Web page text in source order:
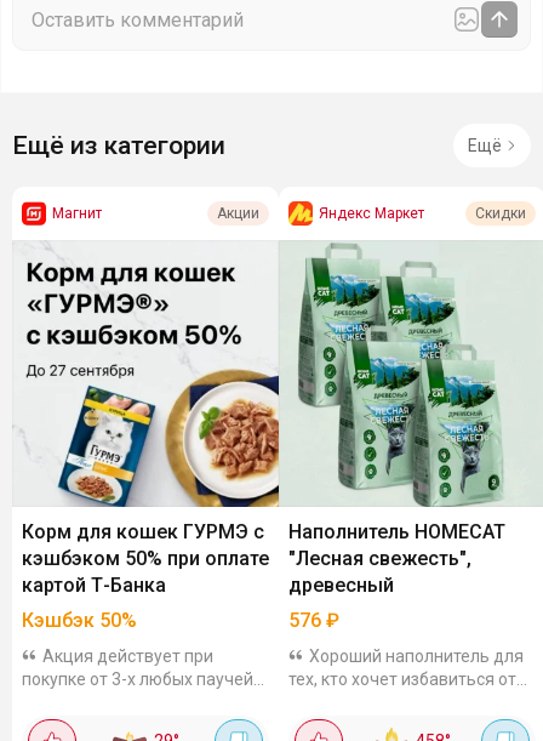
Ещё из категории Ещё
Магнит Акции
Корм для кошек ГУРМЭ с
кэшбэком 50% при оплате
картой Т-Банка
Кэшбэк 50%
Акция действует при
покупке от 3-х любых паучей
онлайн магазинах, кроме
Яндекс Маркет Скидки
Наполнитель HOMECAT
"Лесная свежесть",
древесный
576 ₽
Хороший наполнитель для
тех, кто хочет избавиться от
химией. Сделан из